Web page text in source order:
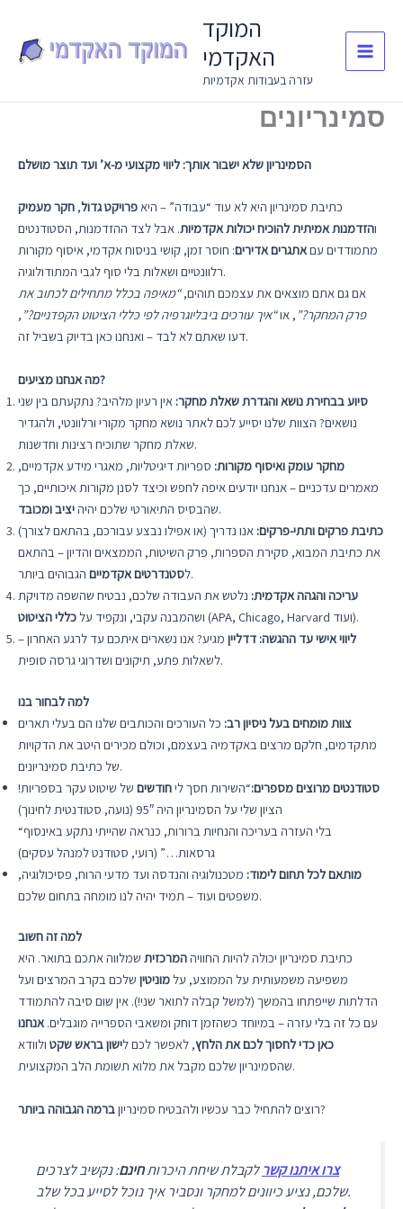
content
המוקד
האקדמי
עזרה בעבודות אקדמיות
סמינריונים
הסמינריון שלא ישבור אותך: ליווי מקצועי מ-א’ ועד תוצר מושלם
כתיבת סמינריון היא לא עוד “עבודה” – היאפרויקט גדול, חקר מעמיק
והזדמנות אמיתית להוכיח יכולות אקדמיות. אבל לצד ההזדמנות, הסטודנטים
מתמודדים עםאתגרים אדירים: חוסר זמן, קושי בניסוח אקדמי, איסוף מקורות
רלוונטיים ושאלות בלי סוף לגבי המתודולוגיה.
אם גם אתם מוצאים את עצמכם תוהים,“מאיפה בכלל מתחילים לכתוב את
פרק המחקר?”, או“איך עורכים ביבליוגרפיה לפי כללי הציטוט הקפדניים?”,
דעו שאתם לא לבד – ואנחנו כאן בדיוק בשביל זה.
מה אנחנו מציעים?
סיוע בבחירת נושא והגדרת שאלת מחקר: אין רעיון מלהיב? נתקעתם בין שני
נושאים? הצוות שלנו יסייע לכם לאתר נושא מחקר מקורי ורלוונטי, ולהגדיר
שאלת מחקר שתוכיח רצינות וחדשנות.
מחקר עומק ואיסוף מקורות: ספריות דיגיטליות, מאגרי מידע אקדמיים,
מאמרים עדכניים – אנחנו יודעים איפה לחפש וכיצד לסנן מקורות איכותיים, כך
שהבסיס התיאורטי שלכם יהיהיציב ומכובד
.
כתיבת פרקים ותתי-פרקים: אנו נדריך (או אפילו נבצע עבורכם, בהתאם לצורך)
את כתיבת המבוא, סקירת הספרות, פרק השיטות, הממצאים והדיון – בהתאם
לסטנדרטים אקדמיים הגבוהים ביותר.
עריכה והגהה אקדמית: נלטש את העבודה שלכם, נבטיח שהשפה מדויקת
ושהמבנה עקבי, ונקפיד עלכללי הציטוט
(APA, Chicago, Harvard ועוד).
ליווי אישי עד ההגשה: דדליין מגיע? אנו נשארים איתכם עד לרגע האחרון –
לשאלות פתע, תיקונים ושדרוגי גרסה סופית.
למה לבחור בנו
צוות מומחים בעל ניסיון רב: כל העורכים והכותבים שלנו הם בעלי תארים
מתקדמים, חלקם מרצים באקדמיה בעצמם, וכולם מכירים היטב את הדקויות
של כתיבת סמינריונים.
סטודנטים מרוצים מספרים:“השירות חסך ליחודשים של שיטוט עקר בספריות!
הציון שלי על הסמינריון היה 95″ (נועה, סטודנטית לחינוך)
“בלי העזרה בעריכה והנחיות ברורות, כנראה שהייתי נתקע באינסוף
גרסאות…” (רועי, סטודנט למנהל עסקים)
מותאם לכל תחום לימוד: מטכנולוגיה והנדסה ועד מדעי הרוח, פסיכולוגיה,
משפטים ועוד – תמיד יהיה לנו מומחה בתחום שלכם.
למה זה חשוב
כתיבת סמינריון יכולה להיות החוויההמרכזית שמלווה אתכם בתואר. היא
משפיעה משמעותית על הממוצע, עלמוניטין שלכם בקרב המרצים ועל
הדלתות שייפתחו בהמשך (למשל קבלה לתואר שני!). אין שום סיבה להתמודד
עם כל זה בלי עזרה – במיוחד כשהזמן דוחק ומשאבי הספרייה מוגבלים.אנחנו
כאן כדי לחסוך לכם את הלחץ, לאפשר לכם לישון בראש שקט ולוודא
שהסמינריון שלכם מקבל את מלוא תשומת הלב המקצועית.
רוצים להתחיל כבר עכשיו ולהבטיח סמינריוןברמה הגבוהה ביותר ?
צרו איתנו קשרלקבלת שיחת היכרותחינם: נקשיב לצרכים
שלכם, נציע כיוונים למחקר ונסביר איך נוכל לסייע בכל שלב.